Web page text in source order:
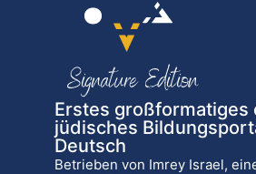
Erstes
jüdisches
Deutsch
Betrieben von Imrey Israel,